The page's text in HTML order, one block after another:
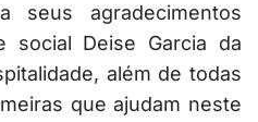
seus agradecimentos
social Deise Garcia da
além de todas
que ajudam neste